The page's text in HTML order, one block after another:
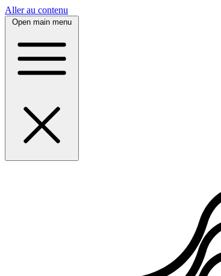
Aller au contenu
Open main menu
Panneau de gestion des cookies